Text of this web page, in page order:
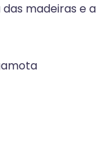
madeiras e